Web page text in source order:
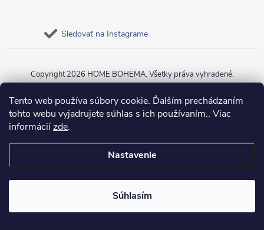
Tento web používa súbory cookie. Ďalším prechádzaním
tohto webu vyjadrujete súhlas s ich používaním.. Viac
informáciízde.
Nastavenie
Súhlasím
Sledovať na Instagrame
Vytvoril Shoptet
Copyright 2026 HOME BOHEMA. Všetky práva vyhradené.